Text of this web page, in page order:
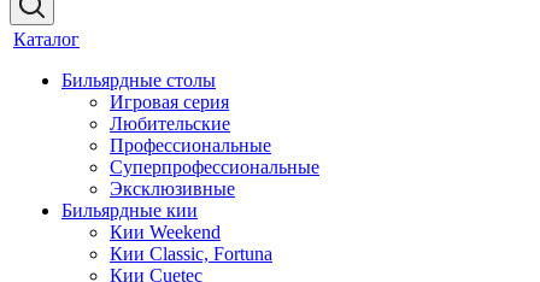
Каталог
Бильярдные столы
Игровая серия
Любительские
Профессиональные
Суперпрофессиональные
Эксклюзивные
Бильярдные кии
Кии Weekend
Кии Classic, Fortuna
Кии Cuetec